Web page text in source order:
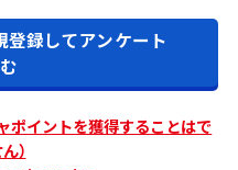
登録してアンケート
ポイントを獲得することはで
）